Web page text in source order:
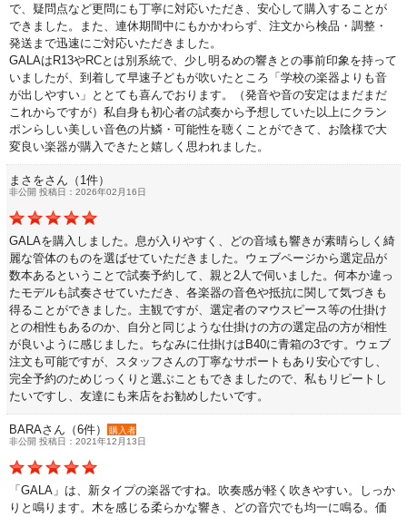
で、疑問点など更問にも丁寧に対応いただき、安心して購入することが
できました。また、連休期間中にもかかわらず、注文から検品・調整・
発送まで迅速にご対応いただきました。
GALAはR13やRCとは別系統で、少し明るめの響きとの事前印象を持って
いましたが、到着して早速子どもが吹いたところ「学校の楽器よりも音
が出しやすい」ととても喜んでおります。（発音や音の安定はまだまだ
これからですが）私自身も初心者の試奏から予想していた以上にクラン
ポンらしい美しい音色の片鱗・可能性を聴くことができて、お陰様で大
変良い楽器が購入できたと嬉しく思われました。
まさをさん（1件）
非公開 投稿日：2026年02月16日
GALAを購入しました。息が入りやすく、どの音域も響きが素晴らしく綺
麗な管体のものを選ばせていただきました。ウェブページから選定品が
数本あるということで試奏予約して、親と2人で伺いました。何本か違っ
たモデルも試奏させていただき、各楽器の音色や抵抗に関して気づきも
得ることができました。主観ですが、選定者のマウスピース等の仕掛け
との相性もあるのか、自分と同じような仕掛けの方の選定品の方が相性
が良いように感じました。ちなみに仕掛けはB40に青箱の3です。ウェブ
注文も可能ですが、スタッフさんの丁寧なサポートもあり安心ですし、
完全予約のためじっくりと選ぶこともできましたので、私もリピートし
たいですし、友達にも来店をお勧めしたいです。
BARAさん（6件）
購入者
非公開 投稿日：2021年12月13日
「GALA」は、新タイプの楽器ですね。吹奏感が軽く吹きやすい。しっか
りと鳴ります。木を感じる柔らかな響き、どの音穴でも均一に鳴る。価
初級・中級・上級で探す
永江楽器人気コンテンツ
セール・イベント情報
人気の永江楽器コラム
「楽器をはじめよう」
お手入れ方法
選定者のご紹介
演奏会のお知らせ